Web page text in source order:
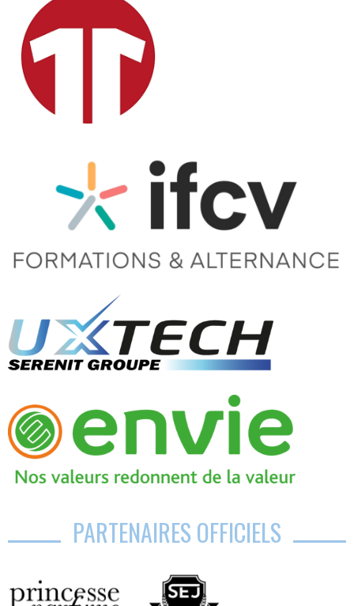
PARTENAIRES OFFICIELS